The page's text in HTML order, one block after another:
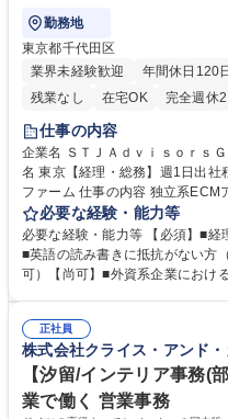
勤務地
東京都千代田区
業界未経験歓迎
年間休日120
残業なし
在宅OK 完全週休2
仕事の内容
企業名 ＳＴＪＡｄｖｉｓｏｒｓＧ
名 東京【経理・総務】週1日出社
ファーム 仕事の内容 独立系ECMアドバイザリーファームとして上場前後
の資本市場戦略を設計する当社に
バックオフィス業務からスタート
できる環境です。 ■日常経理、月次および年次決算サポート業務 ■本国
（グローバル）との英文メール対
務全般 ■その他バックオフィス
業務をお任せします。残業も基
を進めやすく定着率の高い環境です。 募集職種 東京【経理・総
出社程度のリモート中心/残業基
必要な経験・能力等
必要な経験・能力等 【必須】■経
■英語の読み書きに抵抗がない方
可）【尚可】■外資系企業におけ
おりません。日々の事務処理を
【働き方について】現在は週4日
ライフバランスを重視する方に最
談可）。【求める人物像】幅広
社内外と円滑にコミュニケーショ
歴・資格 学歴：大学院 大学 高専
正社員
株式会社クライス・アンド
【汐留/インテリア事務(
業で働く 営業事務